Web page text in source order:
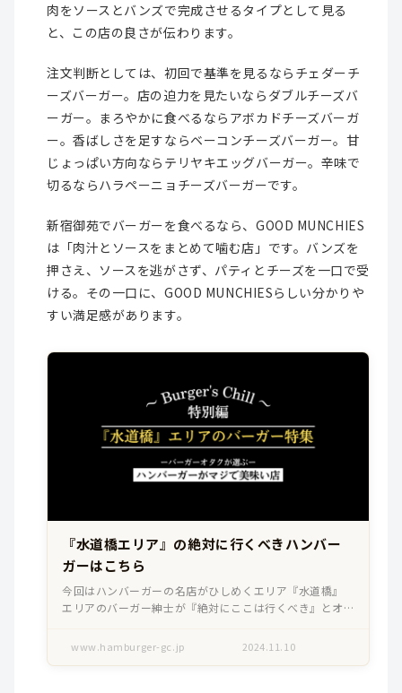
肉をソースとバンズで完成させるタイプとして見る
と、この店の良さが伝わります。
注文判断としては、初回で基準を見るならチェダーチ
ーズバーガー。店の迫力を見たいならダブルチーズバ
ーガー。まろやかに食べるならアボカドチーズバーガ
ー。香ばしさを足すならベーコンチーズバーガー。甘
じょっぱい方向ならテリヤキエッグバーガー。辛味で
切るならハラペーニョチーズバーガーです。
新宿御苑でバーガーを食べるなら、GOOD MUNCHIES
は「肉汁とソースをまとめて噛む店」です。バンズを
押さえ、ソースを逃がさず、パティとチーズを一口で受
ける。その一口に、GOOD MUNCHIESらしい分かりや
すい満足感があります。
『水道橋エリア』の絶対に行くべきハンバー
ガーはこちら
今回はハンバーガーの名店がひしめくエリア『水道橋』
エリアのバーガー紳士が『絶対にここは行くべき』とオ
てサラリーマンやOLのランチ時としても活気のある水道
www.hamburger-gc.jp 2024.11.10